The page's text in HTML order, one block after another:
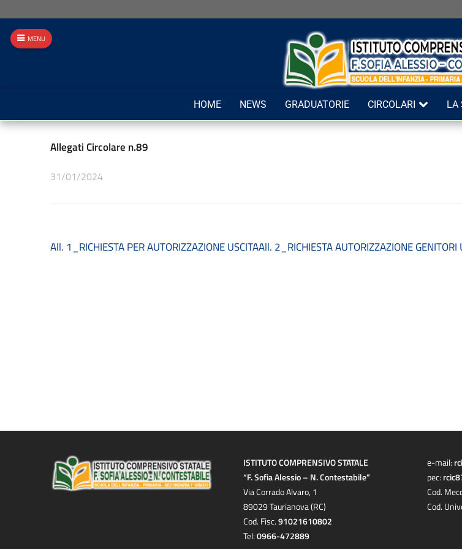
HOME NEWS GRADUATORIE CIRCOLARI LA
Allegati Circolare n.89
31/01/2024
All. 1_RICHIESTA PER AUTORIZZAZIONE USCITAAll. 2_RICHIESTA AUTORIZZAZIONE GENITORI
ISTITUTO COMPRENSIVO STATALE
“F. Sofia Alessio – N. Contestabile”
Via Corrado Alvaro, 1
89029 Taurianova (RC)
Cod. Fisc.91021610802
Tel:0966-472889
e-mail:
pec:
Cod.
Cod.
MENU